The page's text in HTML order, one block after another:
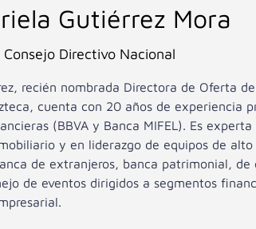
Gutiérrez Mora
Directivo Nacional
recién nombrada Directora de Oferta
cuenta con 20 años de experiencia
(BBVA y Banca MIFEL). Es
y en liderazgo de equipos de
de extranjeros, banca patrimonial, de
de eventos dirigidos a segmentos